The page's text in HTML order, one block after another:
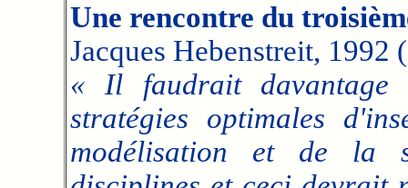
Une rencontre du
Jacques Hebenstreit, 1992
« Il faudrait davantage
stratégies optimales
modélisation et de la